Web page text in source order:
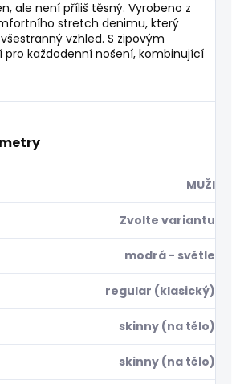
ale není příliš těsný. Vyrobeno z
stretch denimu, který
vzhled. S zipovým
pro každodenní nošení, kombinující
MUŽI
Zvolte variantu
modrá - světle
regular (klasický)
skinny (na tělo)
skinny (na tělo)